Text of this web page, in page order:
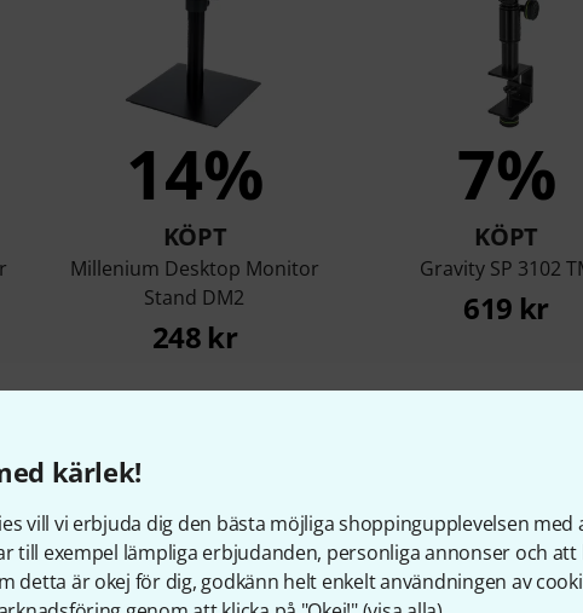
kärlek!
vill vi erbjuda dig den bästa möjliga shoppingupplevelsen
till exempel lämpliga erbjudanden, personliga annonser och att
detta är okej för dig, godkänn helt enkelt användningen av
14%
KÖPT
Millenium Desktop Monitor
Stand DM2
248 kr
7%
KÖPT
Gravity SP 3102
619 kr